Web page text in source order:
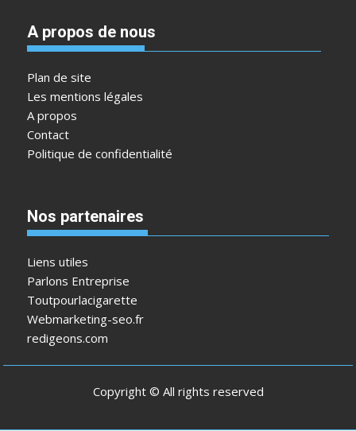
A propos de nous
Plan de site
Les mentions légales
A propos
Contact
Politique de confidentialité
Nos partenaires
Liens utiles
Parlons Entreprise
Toutpourlacigarette
Webmarketing-seo.fr
redigeons.com
Copyright © All rights reserved